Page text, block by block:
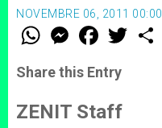
NOVEMBRE 06, 2011 00:00
W
t
s
p
p
M
e
s
e
g
e
F
a
e
b
o
k
w
Share this Entry
ZENIT Staff